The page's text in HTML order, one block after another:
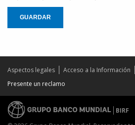
GUARDAR
Aspectos legales Acceso a la Información
Presente un reclamo
BIRF